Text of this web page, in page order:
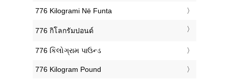
‎776 Kilogrami Në Funta
‎776 กิโลกรัมปอนด์
‎776 કિલોગ્રામ પાઉન્ડ
‎776 Kilogram Pound